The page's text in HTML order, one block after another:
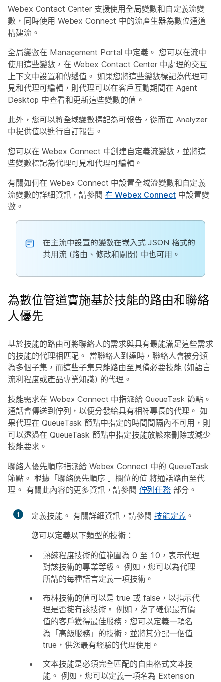
Webex Contact Center 支援使用全局變數和自定義流變
數，同時使用 Webex Connect 中的流產生器為數位通道
構建流。
全局變數在 Management Portal 中定義。 您可以在流中
使用這些變數，在 Webex Contact Center 中處理的交互
上下文中設置和傳遞值。 如果您將這些變數標記為代理可
見和代理可編輯，則代理可以在客戶互動期間在 Agent
Desktop 中查看和更新這些變數的值。
此外，您可以將全域變數標記為可報告，從而在 Analyzer
中提供值以進行自訂報告。
您可以在 Webex Connect 中創建自定義流變數，並將這
些變數標記為代理可見和代理可編輯。
有關如何在 Webex Connect 中設置全域流變數和自定義
流變數的詳細資訊，請參閱 在 Webex Connect 中設置變
數。
在主流中設置的變數在嵌入式 JSON 格式的
共用流 (路由、修改和關閉) 中也可用。
為數位管道實施基於技能的路由和聯絡
人優先
基於技能的路由可將聯絡人的需求與具有最能滿足這些需求
的技能的代理相匹配。 當聯絡人到達時，聯絡人會被分類
為多個子集，而這些子集只能路由至具備必要技能 (如語言
流利程度或產品專業知識) 的代理。
技能需求在 Webex Connect 中指派給 QueueTask 節點。
通話會傳送到佇列，以便分發給具有相符專長的代理。 如
果代理在 QueueTask 節點中指定的時間間隔內不可用，則
可以透過在 QueueTask 節點中指定技能放鬆來刪除或減少
技能要求。
聯絡人優先順序指派給 Webex Connect 中的 QueueTask
節點。 根據「聯絡優先順序 」欄位的值 將通話路由至代
理。 有關此內容的更多資訊，請參閱 佇列任務 部分。
1 定義技能。 有關詳細資訊，請參閱 技能定義 。
您可以定義以下類型的技術：
熟練程度技術的值範圍為 0 至 10，表示代理
對該技術的專業等級。 例如，您可以為代理
所講的每種語言定義一項技術。
布林技術的值可以是 true 或 false，以指示代
理是否擁有該技術。 例如，為了確保最有價
值的客戶獲得最佳服務，您可以定義一項名
為「高級服務」的技術，並將其分配一個值
true，供您最有經驗的代理使用。
文本技能是必須完全匹配的自由格式文本技
能。 例如，您可以定義一項名為 Extension